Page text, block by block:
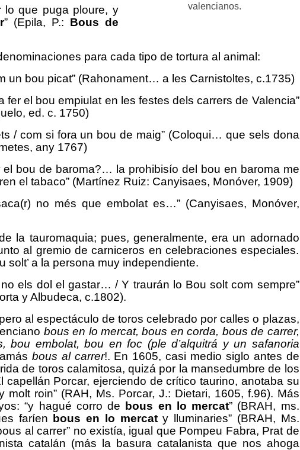
valencianos.
lo que puga ploure, y
” (Epila, P.: Bous de
para cada tipo de tortura al animal:
un bou picat” (Rahonament… a les Carnistoltes, c.1735)
fer el bou empiulat en les festes dels carrers de Valencia”
ed. c. 1750)
/ com si fora un bou de maig” (Coloqui… que sels dona
any 1767)
el bou de baroma?… la prohibisío del bou en baroma me
el tabaco” (Martínez Ruiz: Canyisaes, Monóver, 1909)
no més que embolat es…” (Canyisaes, Monóver,
la tauromaquia; pues, generalmente, era un adornado
al gremio de carniceros en celebraciones especiales.
solt’ a la persona muy independiente.
els dol el gastar… / Y traurán lo Bou solt com sempre”
y Albudeca, c.1802).
al espectáculo de toros celebrado por calles o plazas,
bous en lo mercat, bous en corda, bous de carrer,
bou embolat, bou en foc (ple d’alquitrá y un safanoria
bous al carrer!. En 1605, casi medio siglo antes de
de toros calamitosa,quizá por la mansedumbre de los
capellán Porcar, ejerciendo de crítico taurino, anotaba su
molt roin” (RAH, Ms. Porcar, J.: Dietari, 1605, f.96). Más
: “y hagué corro de bous en lo mercat” (BRAH, ms.
faríen bous en lo mercaty lluminaries” (BRAH, Ms.
al carrer” no existía, igual que Pompeu Fabra, Prat de
catalán (más la basura catalanista que nos ahoga